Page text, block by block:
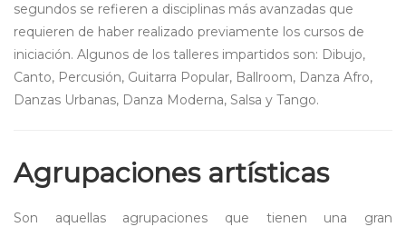
segundos se refieren a disciplinas más avanzadas que
requieren de haber realizado previamente los cursos de
iniciación. Algunos de los talleres impartidos son: Dibujo,
Canto, Percusión, Guitarra Popular, Ballroom, Danza Afro,
Danzas Urbanas, Danza Moderna, Salsa y Tango.
Agrupaciones artísticas
Son aquellas agrupaciones que tienen una gran